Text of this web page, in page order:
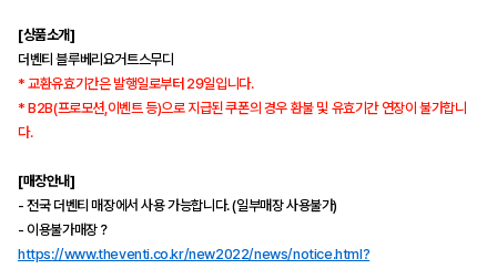
[상품소개]
더벤티 블루베리요거트스무디
* 교환유효기간은 발행일로부터 29일입니다.
* B2B(프로모션,이벤트 등)으로 지급된 쿠폰의 경우 환불 및 유효기간 연장이 불가합니
다.
[매장안내]
- 전국 더벤티 매장에서 사용 가능합니다. (일부매장 사용불가)
- 이용불가매장？
https://www.theventi.co.kr/new2022/news/notice.html?